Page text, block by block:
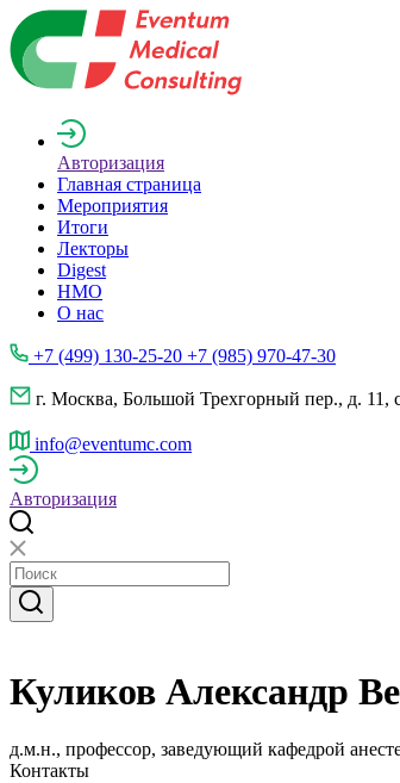
Авторизация
Главная страница
Мероприятия
Итоги
Лекторы
Digest
НМО
О нас
+7 (499) 130-25-20 +7 (985) 970-47-30
г. Москва, Большой Трехгорный пер., д. 11,
info@eventumc.com
Авторизация
Куликов Александр
д.м.н., профессор, заведующий кафедрой
Контакты